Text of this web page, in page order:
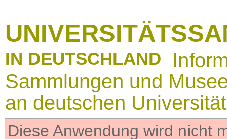
IN DEUTSCHLAND
Sammlungen und
an deutschen
Diese Anwendung wird nicht